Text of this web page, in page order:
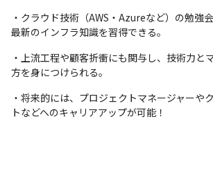
・クラウド技術（AWS・Azureなど）の勉強
最新のインフラ知識を習得できる。
・上流工程や顧客折衝にも関与し、技術力と
方を身につけられる。
・将来的には、プロジェクトマネージャーや
トなどへのキャリアアップが可能！